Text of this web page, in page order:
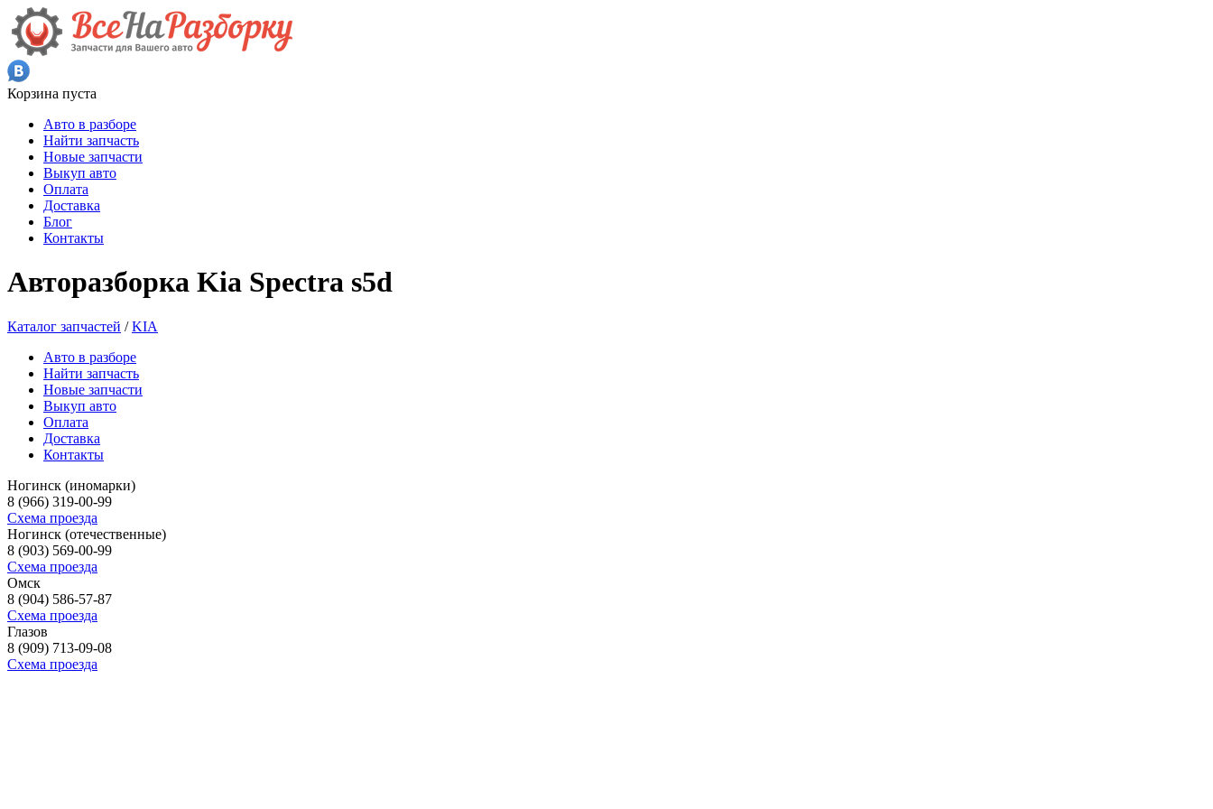
Корзина пуста
Авто в разборе
Найти запчасть
Новые запчасти
Выкуп авто
Оплата
Доставка
Блог
Контакты
Авторазборка Kia Spectra s5d
Каталог запчастей /KIA
Авто в разборе
Найти запчасть
Новые запчасти
Выкуп авто
Оплата
Доставка
Контакты
Ногинск (иномарки)
8 (966) 319-00-99
Схема проезда
Ногинск (отечественные)
8 (903) 569-00-99
Схема проезда
Омск
8 (904) 586-57-87
Схема проезда
Глазов
8 (909) 713-09-08
Схема проезда